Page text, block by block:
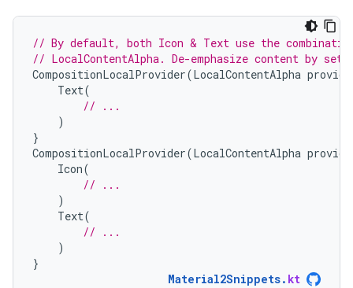
// By default, both Icon & Text use the
// LocalContentAlpha. De-emphasize content by
CompositionLocalProvider(LocalContentAlpha
Text(
// ...
)
}
CompositionLocalProvider(LocalContentAlpha
Icon(
// ...
)
Text(
// ...
)
}
Material2Snippets. kt